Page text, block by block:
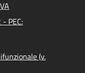
PEC:
(v.